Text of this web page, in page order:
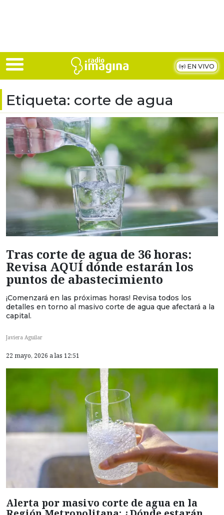
EN VIVO
Etiqueta: corte de agua
Tras corte de agua de 36 horas:
Revisa AQUÍ dónde estarán los
puntos de abastecimiento
¡Comenzará en las próximas horas! Revisa todos los
detalles en torno al masivo corte de agua que afectará a la
capital.
Javiera Aguilar
22 mayo, 2026 a las 12:51
Alerta por masivo corte de agua en la